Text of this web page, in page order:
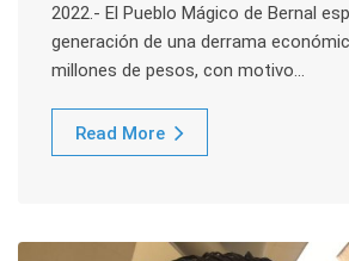
2022.- El Pueblo Mágico de Bernal
generación de una derrama
millones de pesos, con motivo…
Read More